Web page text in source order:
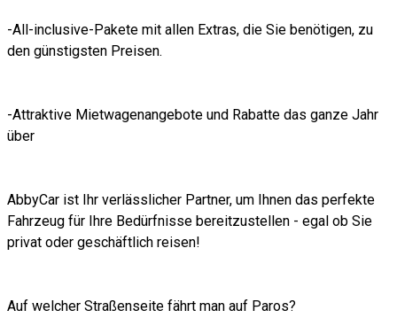
-All-inclusive-Pakete mit allen Extras, die Sie benötigen, zu
den günstigsten Preisen.
-Attraktive Mietwagenangebote und Rabatte das ganze Jahr
über
AbbyCar ist Ihr verlässlicher Partner, um Ihnen das perfekte
Fahrzeug für Ihre Bedürfnisse bereitzustellen - egal ob Sie
privat oder geschäftlich reisen!
Auf welcher Straßenseite fährt man auf Paros?